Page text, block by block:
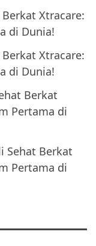
Xtracare:
di Dunia!
Xtracare:
di Dunia!
Berkat
Pertama di
Sehat Berkat
Pertama di